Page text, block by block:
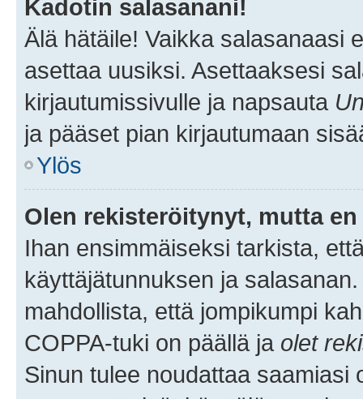
Kadotin salasanani!
Älä hätäile! Vaikka salasanaasi
asettaa uusiksi. Asettaaksesi
kirjautumissivulle ja napsauta
ja pääset pian kirjautumaan
Ylös
Olen rekisteröitynyt, mutta
Ihan ensimmäiseksi tarkista,
käyttäjätunnuksen ja
mahdollista, että jompikumpi
COPPA-tuki on päällä ja olet
Sinun tulee noudattaa saamiasi